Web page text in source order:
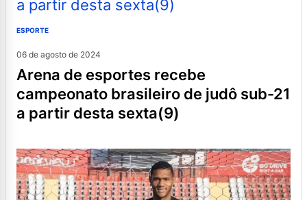
ESPORTE
06 de agosto de 2024
arena de esportes recebe
campeonato brasileiro de judô sub-21
a partir desta sexta(9)